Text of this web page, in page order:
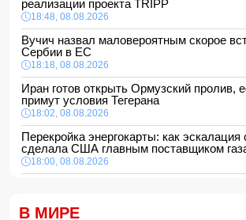
реализации проекта TRIPP
18:48, 08.08.2026
Вучич назвал маловероятным скорое
Сербии в ЕС
18:18, 08.08.2026
Иран готов открыть Ормузский
примут условия Тегерана
18:02, 08.08.2026
Перекройка энергокарты: как
сделала США главным поставщиком
18:00, 08.08.2026
16:48, 08.08.2026
В МИРЕ